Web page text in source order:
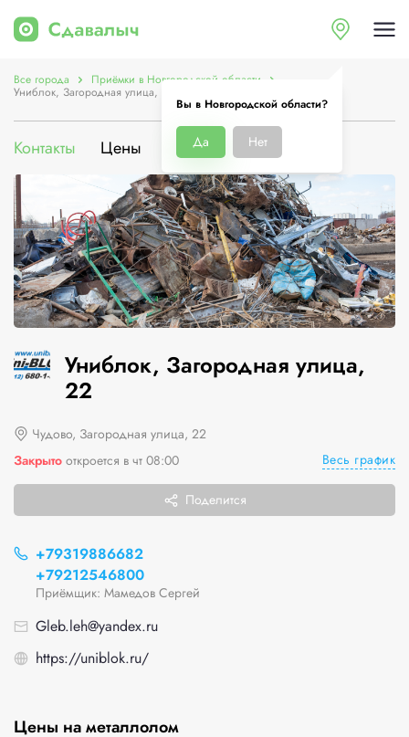
Вы в Новгородской области?
Да Нет
Все города Приёмки в Новгородской области
Униблок, Загородная улица, 22
Контакты Цены Услуги О компании
Униблок, Загородная улица,
22
Чудово, Загородная улица, 22
Закрыто откроется в чт 08:00 Весь график
Поделится
+79319886682
+79212546800
Приёмщик: Мамедов Сергей
Gleb.leh@yandex.ru
https://uniblok.ru/
Цены на металлолом